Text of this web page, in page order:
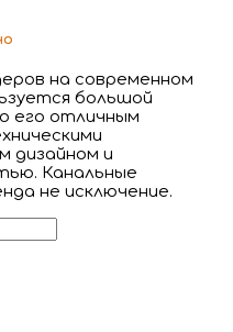
на современном
большой
его отличным
дизайном и
Канальные
не исключение.